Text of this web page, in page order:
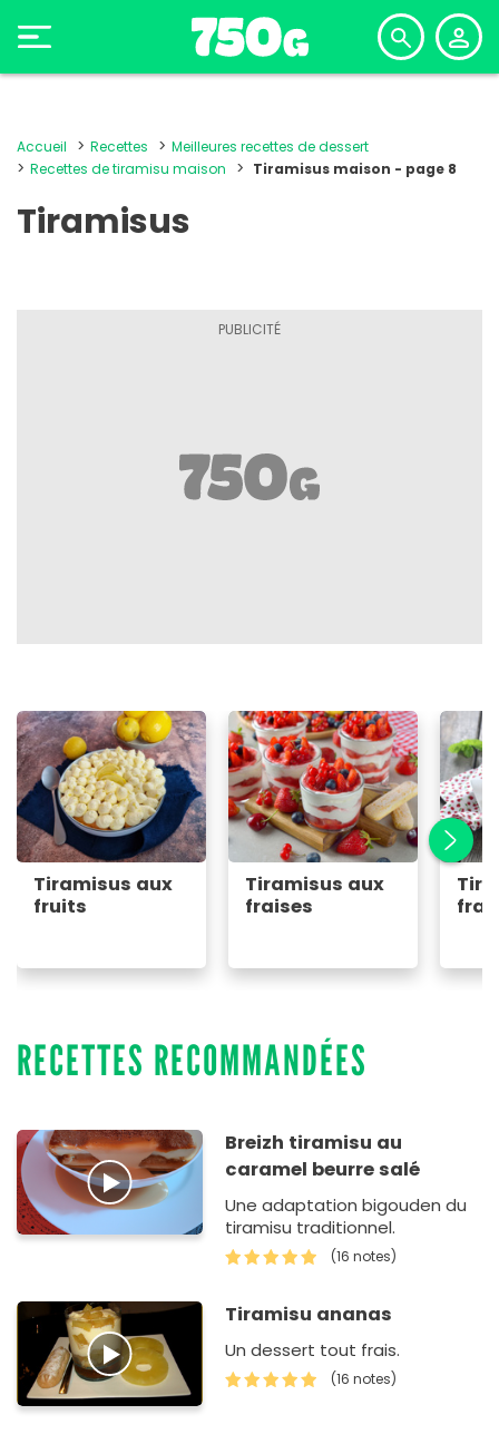
Accueil Recettes
Meilleures recettes de dessert
Recettes de tiramisu maison
Tiramisus maison - page 8
Tiramisus
Tiramisus aux
fruits
Tiramisus aux
fraises
RECETTES RECOMMANDÉES
Breizh tiramisu au
caramel beurre salé
Une adaptation bigouden du
tiramisu traditionnel.
(16 notes)
Tiramisu ananas
Un dessert tout frais.
(16 notes)